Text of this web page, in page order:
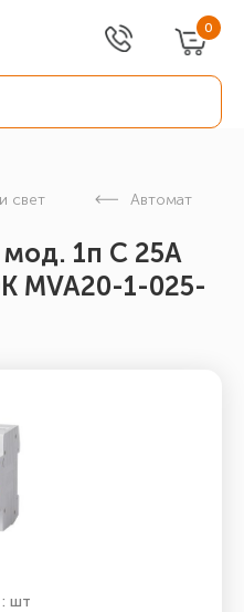
0
свет Автомат
1п C 25А
MVA20-1-025-
: шт